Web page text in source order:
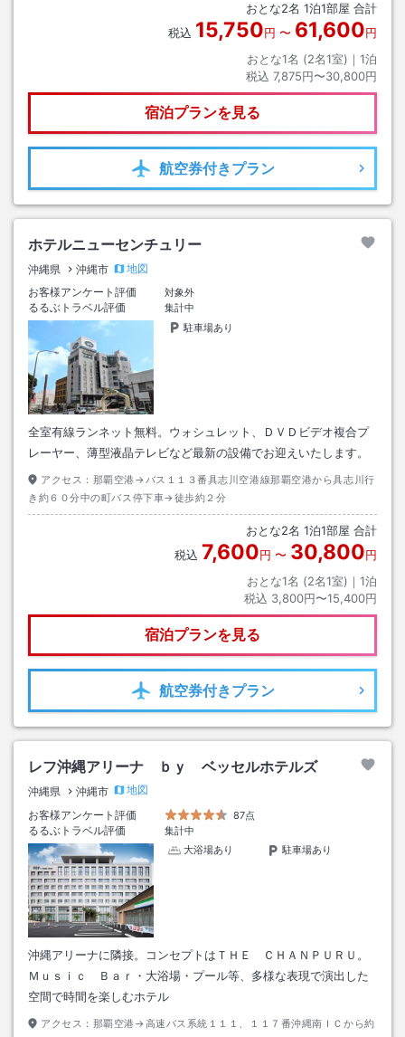
おとな2名 1泊1部屋 合計
税込 15,750円 〜 61,600円
おとな1名 (2名1室)｜ 1泊
税込 7,875円〜30,800円
宿泊プランを見る
航空券付きプラン
ホテルニューセンチュリー
沖縄県 沖縄市
地図
お客様アンケート評価
対象外
るるぶトラベル評価
集計中
駐車場あり
全室有線ランネット無料。ウォシュレット、ＤＶＤビデオ複合プ
レーヤー、薄型液晶テレビなど最新の設備でお迎えいたします。
アクセス： 那覇空港→バス１１３番具志川空港線那覇空港から具志川行
き約６０分中の町バス停下車→徒歩約２分
おとな2名 1泊1部屋 合計
税込 7,600円 〜 30,800円
おとな1名 (2名1室)｜ 1泊
税込 3,800円〜15,400円
宿泊プランを見る
航空券付きプラン
レフ沖縄アリーナ ｂｙ ベッセルホテルズ
沖縄県 沖縄市
地図
お客様アンケート評価
87点
るるぶトラベル評価
集計中
大浴場あり
駐車場あり
沖縄アリーナに隣接。コンセプトはＴＨＥ ＣＨＡＮＰＵＲＵ。
Ｍｕｓｉｃ Ｂａｒ・大浴場・プール等、多様な表現で演出した
空間で時間を楽しむホテル
アクセス： 那覇空港→高速バス系統１１１、１１７番沖縄南ＩＣから約